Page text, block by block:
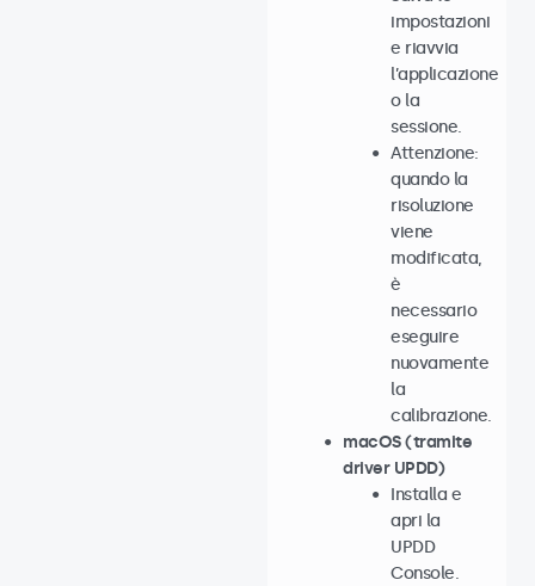
impostazioni
e riavvia
l’applicazione
o la
sessione.
Attenzione:
quando la
risoluzione
viene
modificata,
è
necessario
eseguire
nuovamente
la
calibrazione.
macOS (tramite
driver UPDD)
Installa e
apri la
UPDD
Console.